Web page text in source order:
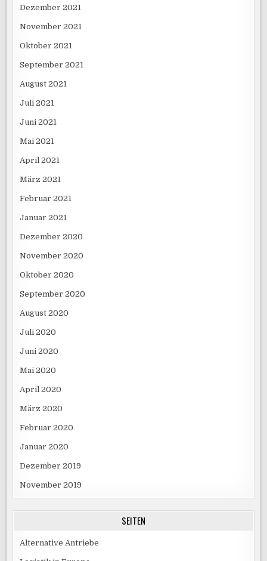
Dezember 2021
November 2021
Oktober 2021
September 2021
August 2021
Juli 2021
Juni 2021
Mai 2021
April 2021
März 2021
Februar 2021
Januar 2021
Dezember 2020
November 2020
Oktober 2020
September 2020
August 2020
Juli 2020
Juni 2020
Mai 2020
April 2020
März 2020
Februar 2020
Januar 2020
Dezember 2019
November 2019
SEITEN
Alternative Antriebe